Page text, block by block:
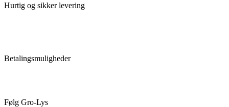
Hurtig og sikker levering
Betalingsmuligheder
Følg Gro-Lys